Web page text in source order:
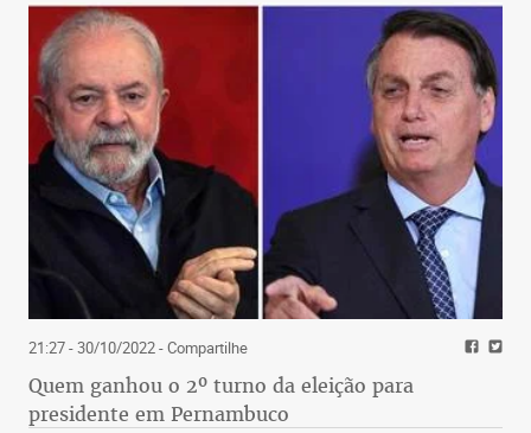
21:27 - 30/10/2022- Compartilhe
Quem ganhou o 2º turno da eleição para
presidente em Pernambuco